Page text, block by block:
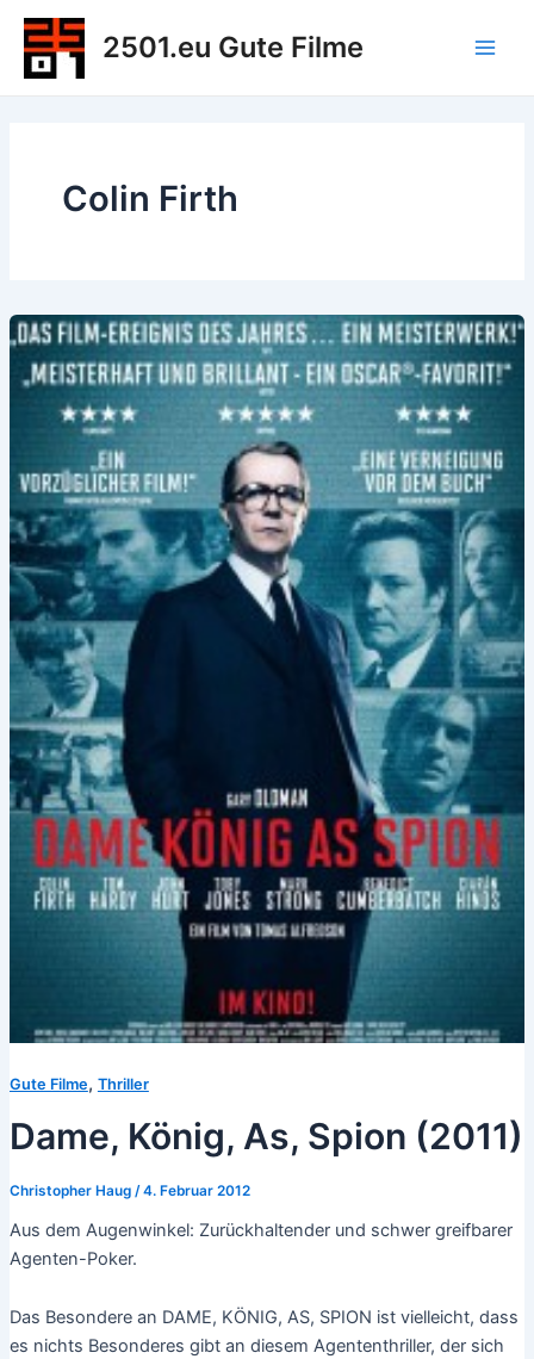
Zum
Inhalt
springen
2501.eu Gute Filme
Colin Firth
Gute Filme, Thriller
Dame, König, As, Spion (2011)
Christopher Haug /4. Februar 2012
Aus dem Augenwinkel: Zurückhaltender und schwer greifbarer
Agenten-Poker.
Das Besondere an DAME, KÖNIG, AS, SPION ist vielleicht, dass
es nichts Besonderes gibt an diesem Agententhriller, der sich